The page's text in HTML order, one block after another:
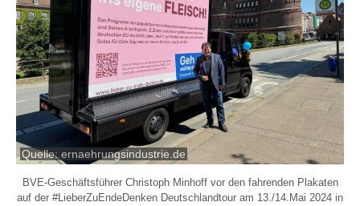
Quelle: ernaehrungsindustrie.de
BVE-Geschäftsführer Christoph Minhoff vor den fahrenden Plakaten
auf der #LieberZuEndeDenken Deutschlandtour am 13./14.Mai 2024 in